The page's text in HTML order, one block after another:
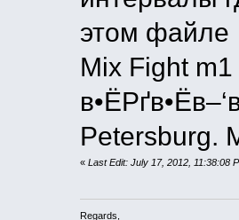
этом файле
Mix Fight m1
Petersburg.
« Last Edit: July 17, 2012, 11:38:08
Regards,